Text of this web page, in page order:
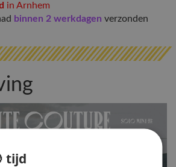
in Arnhem
binnen 2 werkdagen verzonden
tijd